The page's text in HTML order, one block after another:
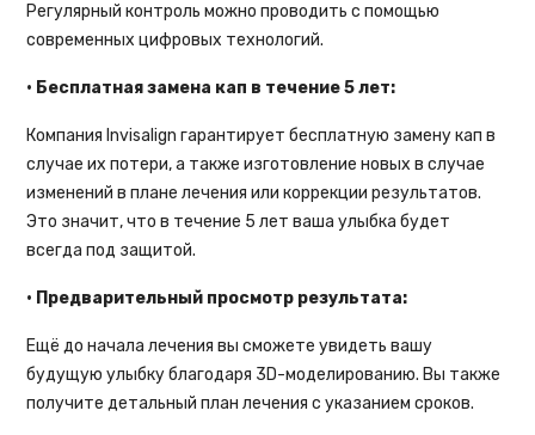
Регулярный контроль можно проводить с помощью
современных цифровых технологий.
• Бесплатная замена кап в течение 5 лет:
Компания Invisalign гарантирует бесплатную замену кап в
случае их потери, а также изготовление новых в случае
изменений в плане лечения или коррекции результатов.
Это значит, что в течение 5 лет ваша улыбка будет
всегда под защитой.
• Предварительный просмотр результата:
Ещё до начала лечения вы сможете увидеть вашу
будущую улыбку благодаря 3D-моделированию. Вы также
получите детальный план лечения с указанием сроков.